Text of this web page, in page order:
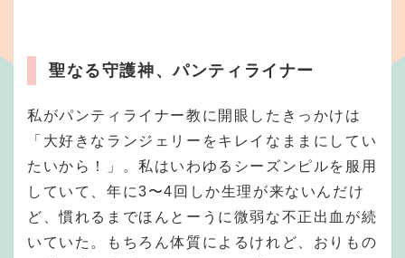
聖なる守護神、パンティライナー
私がパンティライナー教に開眼したきっかけは
「大好きなランジェリーをキレイなままにしてい
たいから！」。私はいわゆるシーズンピルを服用
していて、年に3〜4回しか生理が来ないんだけ
ど、慣れるまでほんとーうに微弱な不正出血が続
いていた。もちろん体質によるけれど、おりもの